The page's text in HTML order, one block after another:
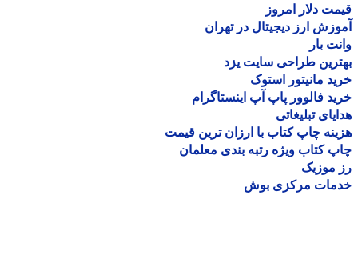
دلار امروز
ارز دیجیتال در تهران
بار
طراحی سایت یزد
مانیتور استوک
فالوور پاپ آپ اینستاگرام
تبلیغاتی
چاپ کتاب با ارزان ترین قیمت
کتاب ویژه رتبه بندی معلمان
موزیک
مرکزی بوش